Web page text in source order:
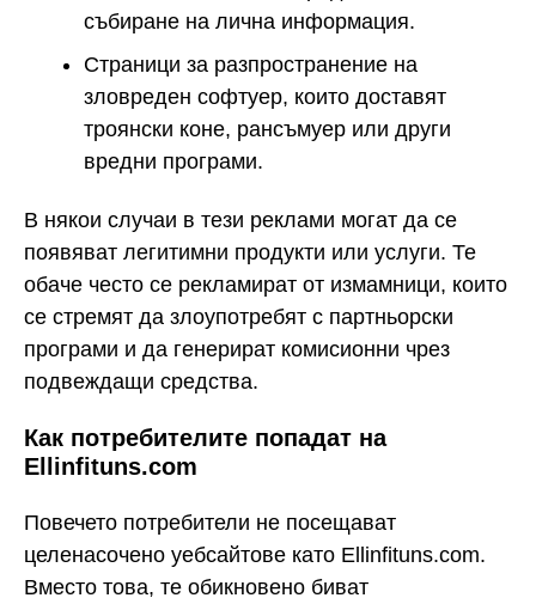
събиране на лична информация.
Страници за разпространение на
зловреден софтуер, които доставят
троянски коне, рансъмуер или други
вредни програми.
В някои случаи в тези реклами могат да се
появяват легитимни продукти или услуги. Те
обаче често се рекламират от измамници, които
се стремят да злоупотребят с партньорски
програми и да генерират комисионни чрез
подвеждащи средства.
Как потребителите попадат на
Ellinfituns.com
Повечето потребители не посещават
целенасочено уебсайтове като Ellinfituns.com.
Вместо това, те обикновено биват